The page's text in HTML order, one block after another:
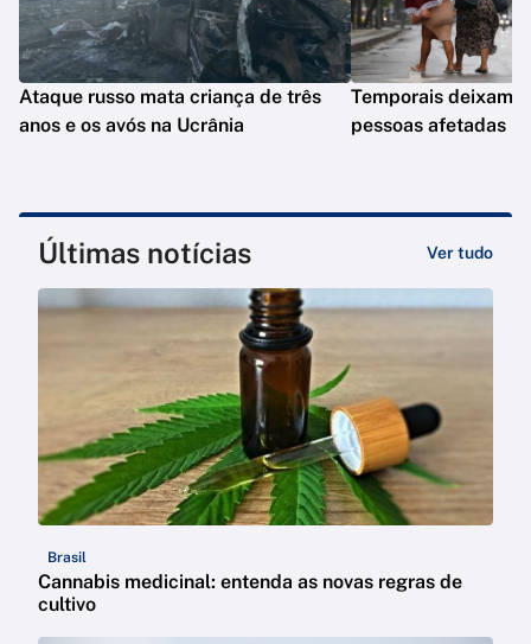
Ataque russo mata criança de três
anos e os avós na Ucrânia
Temporais deixam
pessoas afetadas
Últimas notícias Ver tudo
Brasil
Cannabis medicinal: entenda as novas regras de
cultivo